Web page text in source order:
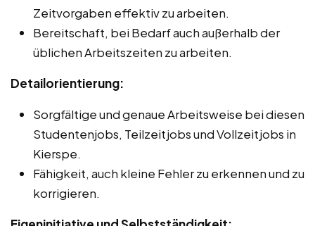
Zeitvorgaben effektiv zu arbeiten.
Bereitschaft, bei Bedarf auch außerhalb der
üblichen Arbeitszeiten zu arbeiten.
Detailorientierung:
Sorgfältige und genaue Arbeitsweise bei diesen
Studentenjobs, Teilzeitjobs und Vollzeitjobs in
Kierspe.
Fähigkeit, auch kleine Fehler zu erkennen und zu
korrigieren.